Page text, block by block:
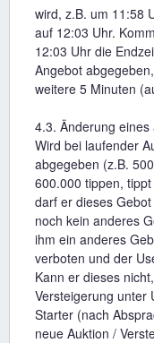
wird, z.B. um 11:58
auf 12:03 Uhr.
12:03 Uhr die
Angebot
weitere 5 Minuten
4.3. Änderung
Wird bei laufender
abgegeben (z.B.
600.000 tippen,
darf er dieses
noch kein anderes
ihm ein anderes
verboten und der
Kann er dieses
Versteigerung unter
Starter (nach
neue Auktion /